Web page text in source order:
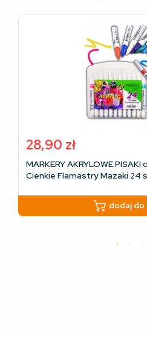
28,90 zł
MARKERY AKRYLOWE
Cienkie Flamastry Mazaki 24
dodaj do